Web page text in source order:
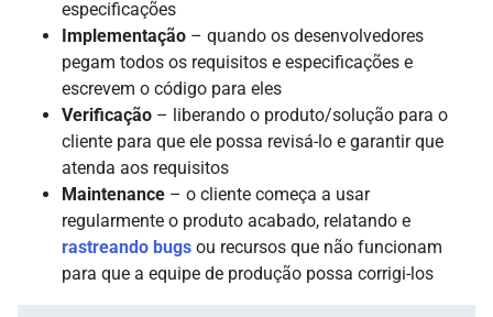
especificações
Implementação – quando os desenvolvedores
pegam todos os requisitos e especificações e
escrevem o código para eles
Verificação – liberando o produto/solução para o
cliente para que ele possa revisá-lo e garantir que
atenda aos requisitos
Maintenance – o cliente começa a usar
regularmente o produto acabado, relatando e
rastreando bugs ou recursos que não funcionam
para que a equipe de produção possa corrigi-los